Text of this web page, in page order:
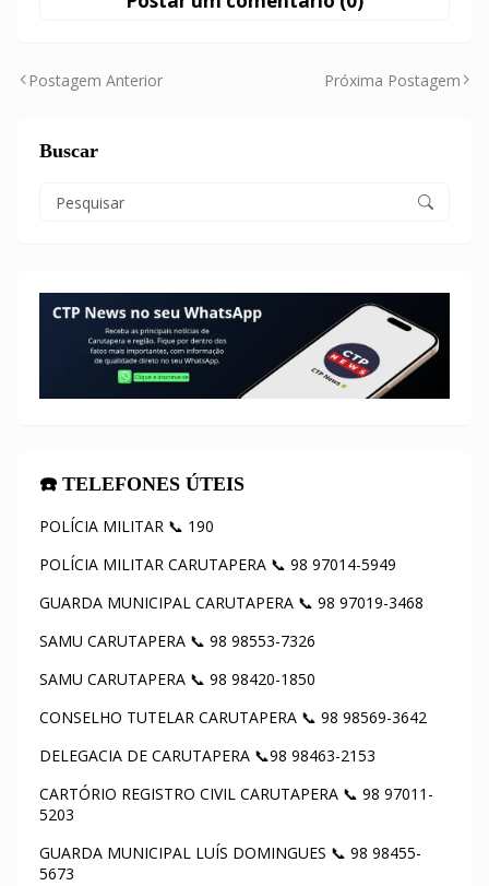
Postagem Anterior Próxima Postagem
Buscar
☎️ TELEFONES ÚTEIS
POLÍCIA MILITAR 📞 190
POLÍCIA MILITAR CARUTAPERA 📞 98 97014-5949
GUARDA MUNICIPAL CARUTAPERA 📞 98 97019-3468
SAMU CARUTAPERA 📞 98 98553-7326
SAMU CARUTAPERA 📞 98 98420-1850
CONSELHO TUTELAR CARUTAPERA 📞 98 98569-3642
DELEGACIA DE CARUTAPERA 📞98 98463-2153
CARTÓRIO REGISTRO CIVIL CARUTAPERA 📞 98 97011-
5203
GUARDA MUNICIPAL LUÍS DOMINGUES 📞 98 98455-
5673